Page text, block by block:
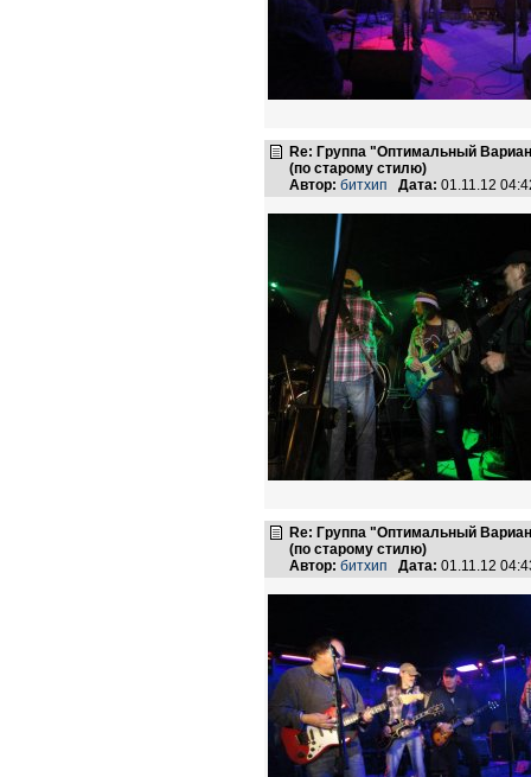
Re: Группа "Оптимальный
(по старому стилю)
Автор: битхип Дата: 01.11.12
Re: Группа "Оптимальный
(по старому стилю)
Автор: битхип Дата: 01.11.12